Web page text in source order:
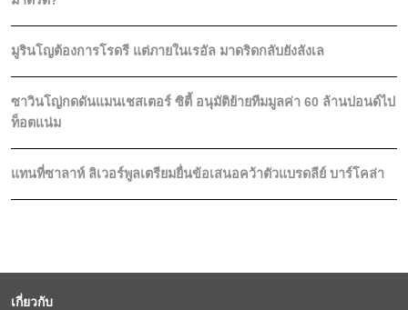
มูรินโญต้องการโรดรี แต่ภายในเรอัล มาดริดกลับยังลังเล
ซาวินโญ่กดดันแมนเชสเตอร์ ซิตี้ อนุมัติย้ายทีมมูลค่า 60 ล้านปอนด์ไป
ท็อตแน่ม
แทนที่ซาลาห์ ลิเวอร์พูลเตรียมยื่นข้อเสนอคว้าตัวแบรดลีย์ บาร์โคล่า
เกี่ยวกับ